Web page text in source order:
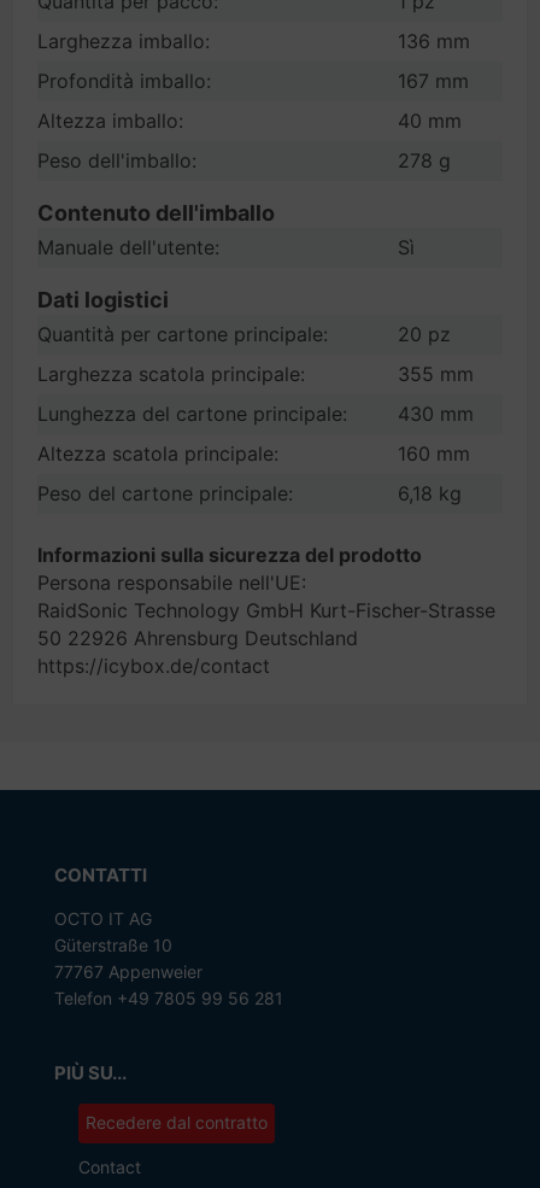
Larghezza imballo:
136 mm
Profondità imballo:
167 mm
Altezza imballo:
40 mm
Peso dell'imballo:
278 g
Contenuto dell'imballo
Manuale dell'utente: Sì
Dati logistici
Quantità per cartone principale:
20 pz
Larghezza scatola principale:
355 mm
Lunghezza del cartone principale:
430 mm
Altezza scatola principale:
160 mm
Peso del cartone principale:
6,18 kg
Informazioni sulla sicurezza del prodotto
Persona responsabile nell'UE:
RaidSonic Technology GmbH Kurt-Fischer-Strasse
50 22926 Ahrensburg Deutschland
https://icybox.de/contact
CONTATTI
OCTO IT AG
Güterstraße 10
77767 Appenweier
Telefon +49 7805 99 56 281
PIÙ SU...
Recedere dal contratto
Contact